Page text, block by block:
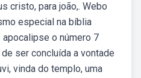
cristo, para joão,. Webo
especial na bíblia
o número 7
ser concluída a vontade
vinda do templo, uma